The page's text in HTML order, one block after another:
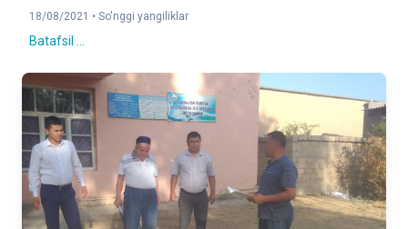
18/08/2021 • So'nggi yangiliklar
Batafsil ...